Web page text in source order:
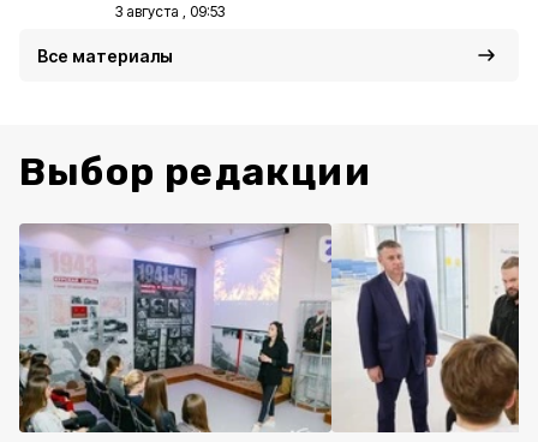
3 августа , 09:53
Все материалы
Выбор редакции